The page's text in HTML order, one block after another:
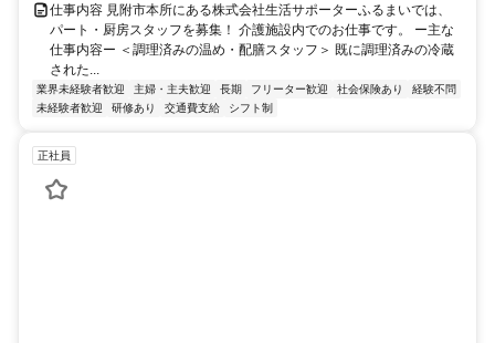
仕事内容 見附市本所にある株式会社生活サポーターふるまいでは、
パート・厨房スタッフを募集！ 介護施設内でのお仕事です。 ー主な
仕事内容ー ＜調理済みの温め・配膳スタッフ＞ 既に調理済みの冷蔵
された...
業界未経験者歓迎 主婦・主夫歓迎 長期 フリーター歓迎 社会保険あり
経験不問
未経験者歓迎
研修あり 交通費支給 シフト制
正社員